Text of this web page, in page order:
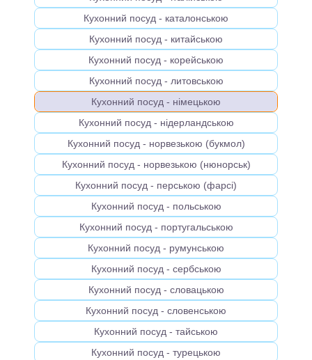
Кухонний посуд - каталонською
Кухонний посуд - китайською
Кухонний посуд - корейською
Кухонний посуд - литовською
Кухонний посуд - німецькою
Кухонний посуд - нідерландською
Кухонний посуд - норвезькою (букмол)
Кухонний посуд - норвезькою (нюнорськ)
Кухонний посуд - перською (фарсі)
Кухонний посуд - польською
Кухонний посуд - португальською
Кухонний посуд - румунською
Кухонний посуд - сербською
Кухонний посуд - словацькою
Кухонний посуд - словенською
Кухонний посуд - тайською
Кухонний посуд - турецькою